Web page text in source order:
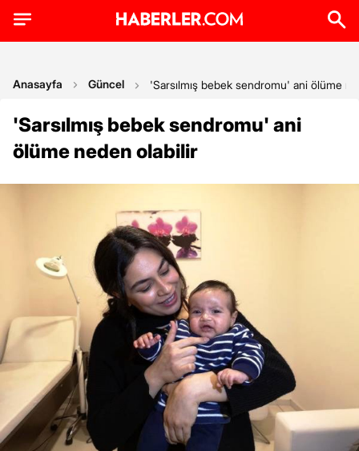
Anasayfa Güncel 'Sarsılmış bebek sendromu' ani ölüme
'Sarsılmış bebek sendromu' ani
ölüme neden olabilir